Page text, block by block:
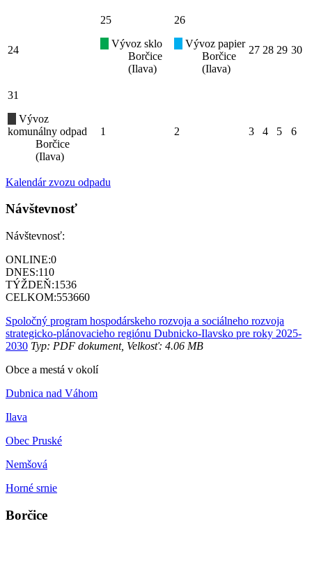
24
25
Vývoz sklo
Borčice
(Ilava)
26
Vývoz papier
Borčice
(Ilava)
27 28 29 30
31
Vývoz
komunálny odpad
Borčice
(Ilava)
1 2 3 4 5 6
Kalendár zvozu odpadu
Návštevnosť
Návštevnosť:
ONLINE:0
DNES:110
TÝŽDEŇ:1536
CELKOM:553660
Spoločný program hospodárskeho rozvoja a sociálneho rozvoja
strategicko-plánovacieho regiónu Dubnicko-Ilavsko pre roky 2025-
2030 Typ: PDF dokument, Velkosť: 4.06 MB
Obce a mestá v okolí
Dubnica nad Váhom
Ilava
Obec Pruské
Nemšová
Horné srnie
Borčice